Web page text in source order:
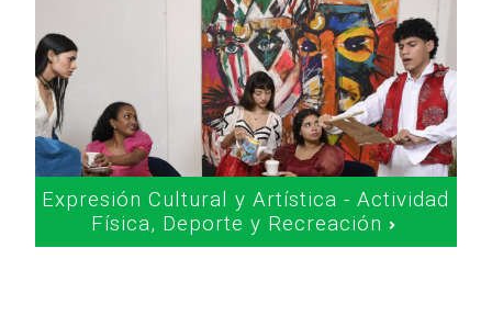
Expresión Cultural y Artística - Actividad
Física, Deporte y Recreación